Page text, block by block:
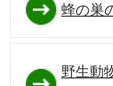
蜂の巣
野生動